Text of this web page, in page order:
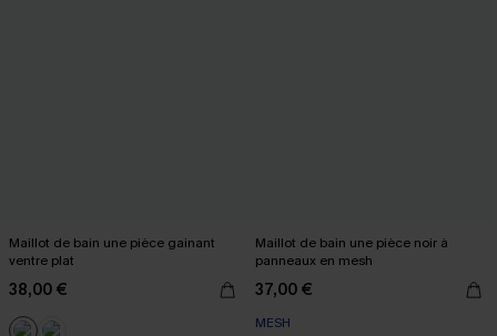
Maillot de bain une pièce gainant
ventre plat
38,00 €
Maillot de bain une pièce noir à
panneaux en mesh
37,00 €
MESH